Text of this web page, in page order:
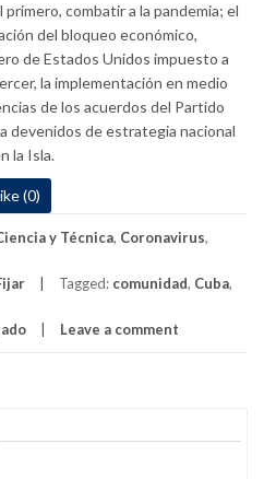
combatir a la pandemia; el
del bloqueo económico,
de Estados Unidos impuesto a
la implementación en medio
de los acuerdos del Partido
devenidos de estrategia nacional
la Isla.
(0)
y Técnica, Coronavirus,
Tagged: comunidad, Cuba,
Leave a comment